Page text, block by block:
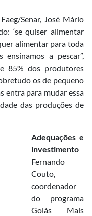
Senar, José Mário
‘se quiser alimentar
alimentar para toda
a pescar”,
85% dos produtores
os de pequeno
entra para mudar essa
das produções de
Adequações e
investimento
Fernando
Couto,
coordenador
do programa
Goiás Mais